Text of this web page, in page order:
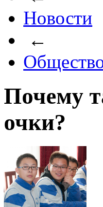
Новости
←
Почему
очки?